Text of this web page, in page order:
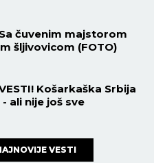
čuvenim majstorom
šljivovicom (FOTO)
Košarkaška Srbija
ali nije još sve
VESTI